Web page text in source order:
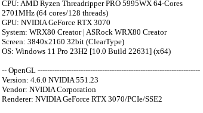
CPU: AMD Ryzen Threadripper PRO 5995WX 64-Cores
2701MHz (64 cores/128 threads)
GPU: NVIDIA GeForce RTX 3070
System: WRX80 Creator | ASRock WRX80 Creator
Screen: 3840x2160 32bit (ClearType)
OS: Windows 11 Pro 23H2 [10.0 Build 22631] (x64)
-- OpenGL --------------------------------------------------------------------
Version: 4.6.0 NVIDIA 551.23
Vendor: NVIDIA Corporation
Renderer: NVIDIA GeForce RTX 3070/PCIe/SSE2